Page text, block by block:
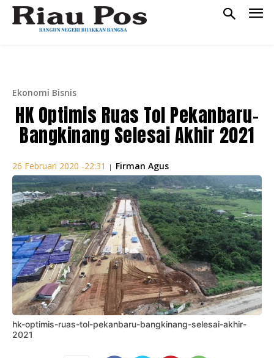
Ekonomi Bisnis
HK Optimis Ruas Tol Pekanbaru-
Bangkinang Selesai Akhir 2021
26 Februari 2020 -22:31 | Firman Agus
hk-optimis-ruas-tol-pekanbaru-bangkinang-selesai-akhir-
2021